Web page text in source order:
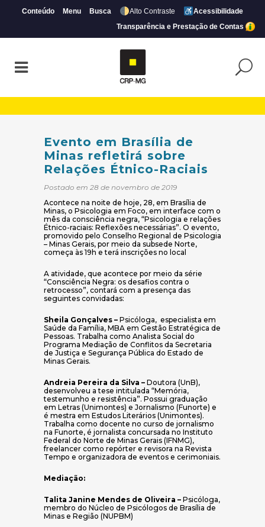
Conteúdo Menu Busca Alto Contraste
Acessibilidade
Transparência e Prestação de Contas
Evento em Brasília de
Minas refletirá sobre
Relações Étnico-Raciais
Postado em 28 de novembro de 2019
Acontece na noite de hoje, 28, em Brasília de
Minas, o Psicologia em Foco, em interface com o
mês da consciência negra, “Psicologia e relações
Étnico-raciais: Reflexões necessárias”. O evento,
promovido pelo Conselho Regional de Psicologia
– Minas Gerais, por meio da subsede Norte,
começa às 19h e terá inscrições no local
A atividade, que acontece por meio da série
“Consciência Negra: os desafios contra o
retrocesso”, contará com a presença das
seguintes convidadas:
Sheila Gonçalves – Psicóloga, especialista em
Saúde da Família, MBA em Gestão Estratégica de
Pessoas. Trabalha como Analista Social do
Programa Mediação de Conflitos da Secretaria
de Justiça e Segurança Pública do Estado de
Minas Gerais.
Andreia Pereira da Silva – Doutora (UnB),
desenvolveu a tese intitulada “Memória,
testemunho e resistência”. Possui graduação
em Letras (Unimontes) e Jornalismo (Funorte) e
é mestra em Estudos Literários (Unimontes).
Trabalha como docente no curso de jornalismo
na Funorte, é jornalista concursada no Instituto
Federal do Norte de Minas Gerais (IFNMG),
freelancer como repórter e revisora na Revista
Tempo e organizadora de eventos e cerimoniais.
Mediação:
Talita Janine Mendes de Oliveira – Psicóloga,
membro do Núcleo de Psicólogos de Brasília de
Minas e Região (NUPBM)